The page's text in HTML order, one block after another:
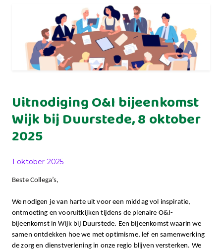
Uitnodiging O&I bijeenkomst
Wijk bij Duurstede, 8 oktober
2025
Gepubliceerd op
1 oktober 2025
Beste Collega’s,
We nodigen je van harte uit voor een middag vol inspiratie,
ontmoeting en vooruitkijken tijdens de plenaire O&I-
bijeenkomst in Wijk bij Duurstede. Een bijeenkomst waarin we
samen ontdekken hoe we met optimisme, lef en samenwerking
de zorg en dienstverlening in onze regio blijven versterken. We